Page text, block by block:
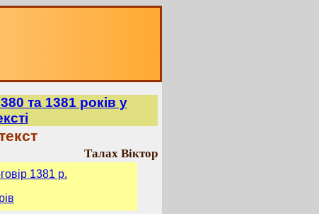
та 1381 років у
Талах Віктор
1381 р.